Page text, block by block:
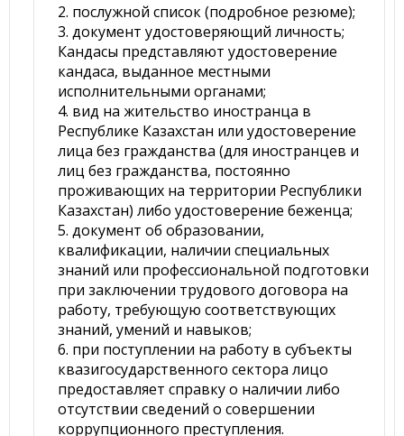
2. послужной список (подробное резюме);
3. документ удостоверяющий личность;
Кандасы представляют удостоверение
кандаса, выданное местными
исполнительными органами;
4. вид на жительство иностранца в
Республике Казахстан или удостоверение
лица без гражданства (для иностранцев и
лиц без гражданства, постоянно
проживающих на территории Республики
Казахстан) либо удостоверение беженца;
5. документ об образовании,
квалификации, наличии специальных
знаний или профессиональной подготовки
при заключении трудового договора на
работу, требующую соответствующих
знаний, умений и навыков;
6. при поступлении на работу в субъекты
квазигосударственного сектора лицо
предоставляет справку о наличии либо
отсутствии сведений о совершении
коррупционного преступления.